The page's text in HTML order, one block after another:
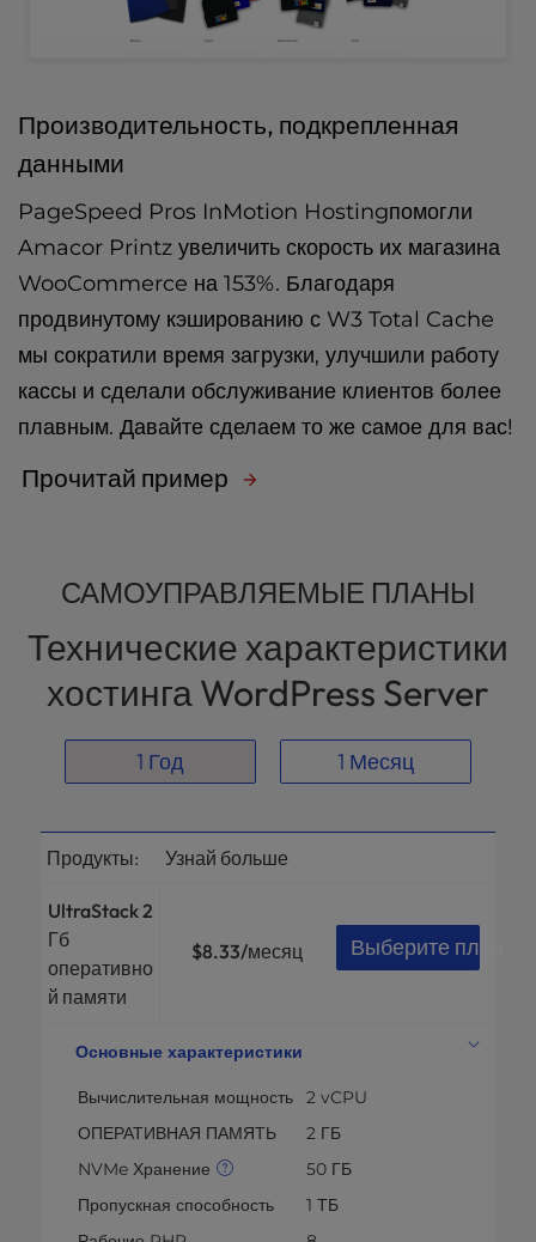
Производительность, подкрепленная
данными
PageSpeed Pros InMotion Hostingпомогли
Amacor Printz увеличить скорость их магазина
WooCommerce на 153%. Благодаря
продвинутому кэшированию с W3 Total Cache
мы сократили время загрузки, улучшили работу
кассы и сделали обслуживание клиентов более
плавным. Давайте сделаем то же самое для вас!
Прочитай пример
САМОУПРАВЛЯЕМЫЕ ПЛАНЫ
Технические характеристики
хостинга WordPress Server
1 Год 1 Месяц
Продукты: Узнай больше
UltraStack 2
Гб
оперативно
й памяти
$8.33/месяц Выберите план
Основные характеристики
Вычислительная мощность
2 vCPU
ОПЕРАТИВНАЯ ПАМЯТЬ
2 ГБ
NVMe Хранение
50 ГБ
Пропускная способность
1 ТБ